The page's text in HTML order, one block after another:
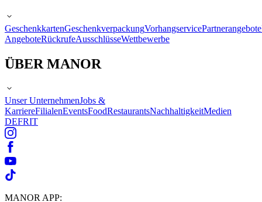
GeschenkkartenGeschenkverpackungVorhangservicePartnerangebote
AngeboteRückrufeAusschlüsseWettbewerbe
ÜBER MANOR
Unser UnternehmenJobs &
KarriereFilialenEventsFoodRestaurantsNachhaltigkeitMedien
DEFRIT
MANOR APP: